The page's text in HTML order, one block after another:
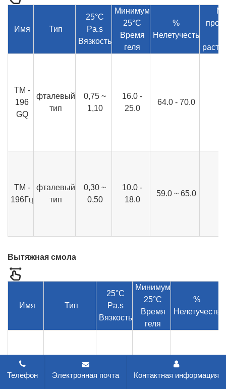
Имя Тип
25°C
Pa.s
Вязкость
Минимум
25°C
Время
геля
%
Нелетучесть
ТМ -
196
GQ
фталевый
тип
0,75 ~
1,10
16.0 -
25.0
64.0 - 70.0
ТМ -
196Гц
фталевый
тип
0,30 ~
0,50
10.0 -
18.0
59.0 ~ 65.0
Вытяжная смола
Имя Тип
25°C
Pa.s
Вязкость
Минимум
25°C
Время
геля
%
Нелетучесть
Т - 2 Интербензол
0.45 ~
4.0 - 8.0 58.0 - 64.0
Телефон Электронная почта Контактная информация